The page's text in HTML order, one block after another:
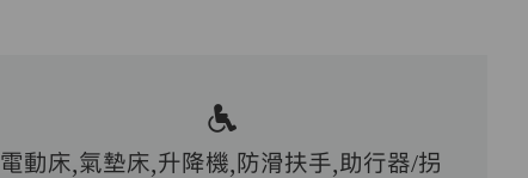
電動床,氣墊床,升降機,防滑扶手,助行器/拐